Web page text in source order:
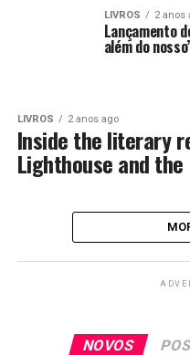
LIVROS 2 anos
Lançamento
além do
LIVROS 2 anos ago
Inside the literary
Lighthouse and
NOVOS